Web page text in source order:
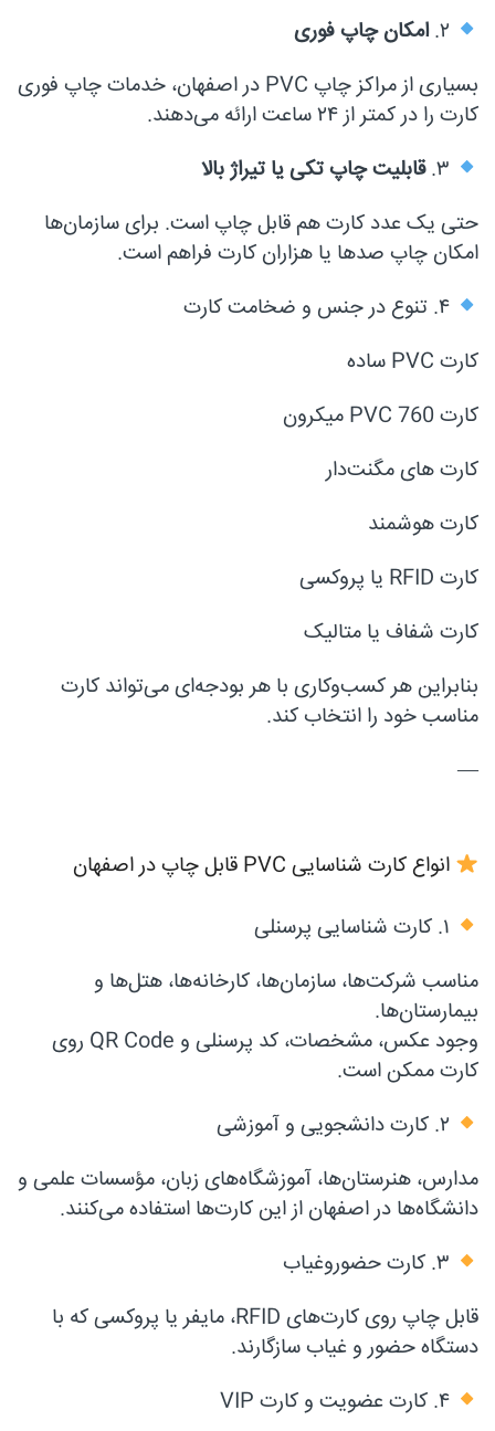
امکان چاپ فوری
بسیاری از مراکز چاپ PVC در اصفهان، خدمات چاپ فوری
کارت را در کمتر از ۲۴ ساعت ارائه می‌دهند.
قابلیت چاپ تکی یا تیراژ بالا
حتی یک عدد کارت هم قابل چاپ است. برای سازمان‌ها
امکان چاپ صدها یا هزاران کارت فراهم است.
۴. تنوع در جنس و ضخامت کارت
کارت PVC ساده
کارت PVC 760 میکرون
کارت های مگنت‌دار
کارت هوشمند
کارت RFID یا پروکسی
کارت شفاف یا متالیک
بنابراین هر کسب‌وکاری با هر بودجه‌ای می‌تواند کارت
مناسب خود را انتخاب کند.
—
انواع کارت شناسایی PVC قابل چاپ در اصفهان
مناسب شرکت‌ها، سازمان‌ها، کارخانه‌ها، هتل‌ها و
بیمارستان‌ها.
وجود عکس، مشخصات، کد پرسنلی و QR Code روی
کارت ممکن است.
مدارس، هنرستان‌ها، آموزشگاه‌های زبان، مؤسسات علمی و
دانشگاه‌ها در اصفهان از این کارت‌ها استفاده می‌کنند.
قابل چاپ روی کارت‌های RFID، مایفر یا پروکسی که با
دستگاه حضور و غیاب سازگارند.
۴. کارت عضویت و کارت VIP